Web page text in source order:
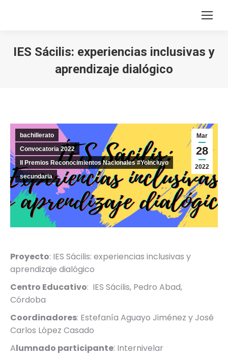
IES Sácilis: experiencias inclusivas y
aprendizaje dialógico
Mar
28
2022
bachillerato
Convocatoria 2022
II Premios Reconocimientos Nacionales #YoIncluyo
secundaria
Proyecto: IES Sácilis: experiencias inclusivas y
aprendizaje dialógico
Centro Educativo: IES Sácilis, Pedro Abad,
Córdoba
Coordinadores: Estefanía Aguayo Jiménez y José
Carlos López Casado
Alumnado participante: Internivelar